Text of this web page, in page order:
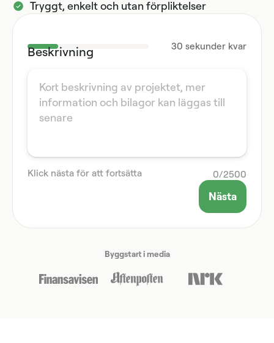
Tryggt, enkelt och utan förpliktelser
30 sekunder kvar
Beskrivning
0/2500
Klick nästa för att fortsätta
Nästa
Byggstart i media